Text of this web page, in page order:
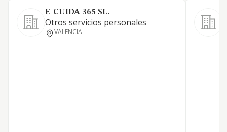
E-CUIDA 365 SL.
Otros servicios personales
VALENCIA